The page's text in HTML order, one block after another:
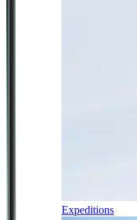
Expeditions